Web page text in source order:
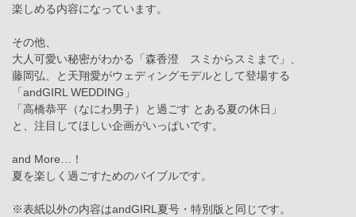
楽しめる内容になっています。
その他、
大人可愛い秘密がわかる「森香澄 スミからスミまで」、
藤岡弘、と天翔愛がウェディングモデルとして登場する
「andGIRL WEDDING」
「高橋恭平（なにわ男子）と過ごす とある夏の休日」
と、注目してほしい企画がいっぱいです。
and More…！
夏を楽しく過ごすためのバイブルです。
※表紙以外の内容はandGIRL夏号・特別版と同じです。